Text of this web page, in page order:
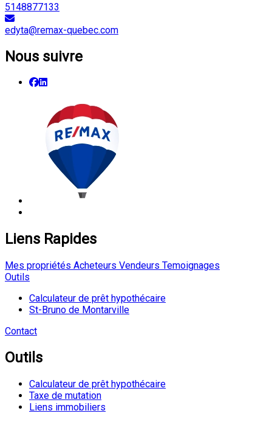
5148877133
edyta@remax-quebec.com
Nous suivre
Liens Rapides
Mes propriétés Acheteurs Vendeurs Temoignages
Outils
Calculateur de prêt hypothécaire
St-Bruno de Montarville
Contact
Outils
Calculateur de prêt hypothécaire
Taxe de mutation
Liens immobiliers